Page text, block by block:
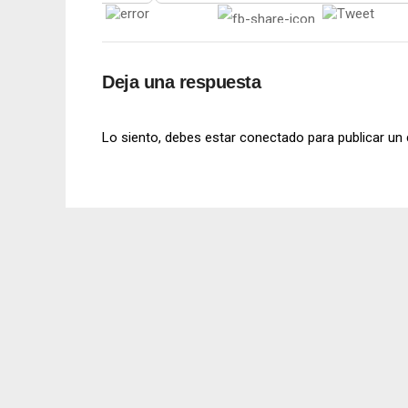
Deja una respuesta
Lo siento, debes estar conectado para publicar un